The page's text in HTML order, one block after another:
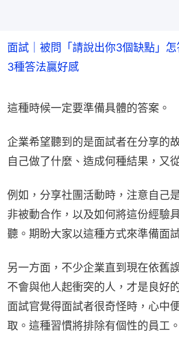
面試｜被問「請說出你3個缺點」
3種答法贏好感
這種時候一定要準備具體的答案。
企業希望聽到的是面試者在分享的
自己做了什麼、造成何種結果，又
例如，分享社團活動時，注意自己
非被動合作，以及如何將這份經驗
聽。期盼大家以這種方式來準備面
另一方面，不少企業直到現在依舊
不會與他人起衝突的人，才是良好
面試官覺得面試者很奇怪時，心中
取。這種習慣將排除有個性的員工。